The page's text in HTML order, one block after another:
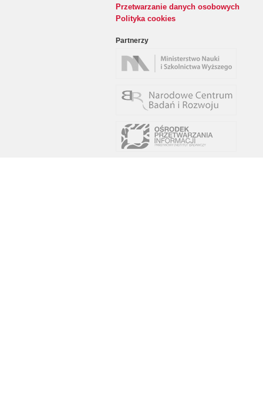
Przetwarzanie danych osobowych
Polityka cookies
Partnerzy